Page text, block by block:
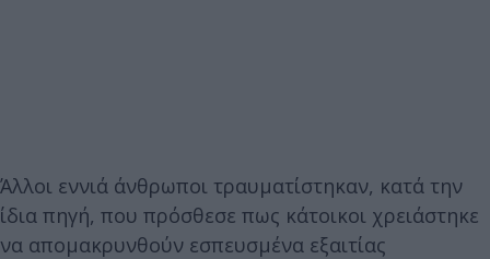
Άλλοι εννιά άνθρωποι τραυματίστηκαν, κατά την
ίδια πηγή, που πρόσθεσε πως κάτοικοι χρειάστηκε
να απομακρυνθούν εσπευσμένα εξαιτίας